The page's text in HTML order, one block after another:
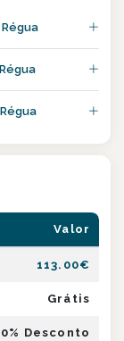
Valor
113.00€
Grátis
% Desconto